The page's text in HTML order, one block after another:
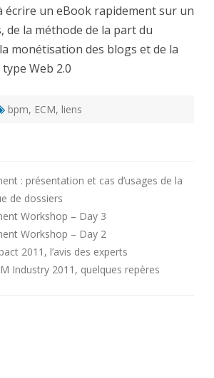
écrire un eBook rapidement sur un
de la méthode de la part du
monétisation des blogs et de la
Web 2.0
bpm, ECM, liens
: présentation et cas d’usages de la
de dossiers
Workshop – Day 3
Workshop – Day 2
2011, l’avis des experts
Industry 2011, quelques repères